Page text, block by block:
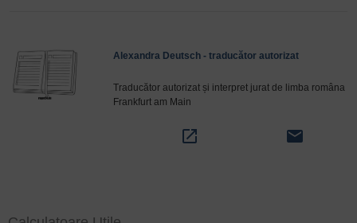
Alexandra Deutsch - traducător autorizat
Traducător autorizat și interpret jurat de limba româna
Frankfurt am Main
open_in_new email